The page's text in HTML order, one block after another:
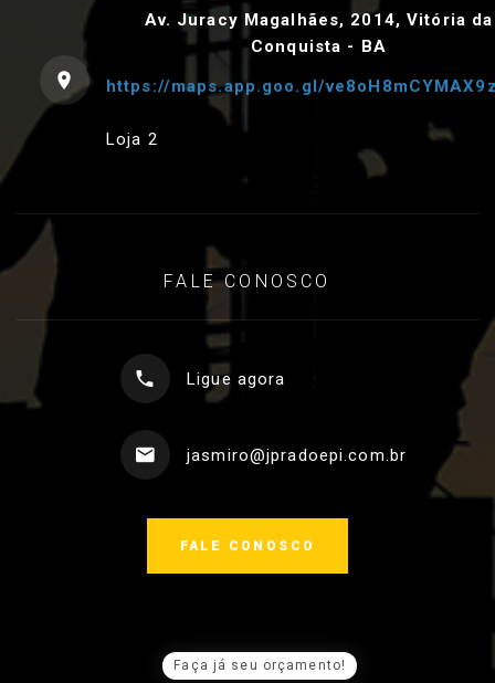
Faça já seu orçamento!
Av. Juracy Magalhães, 2014, Vitória da
Conquista - BA
https://maps.app.goo.gl/
Loja 2
FALE CONOSCO
Ligue agora
jasmiro@jpradoepi.com.br
FALE CONOSCO